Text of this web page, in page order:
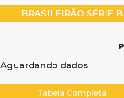
BRASILEIRÃO SÉRIE B
P
Aguardando dados
Tabela Completa